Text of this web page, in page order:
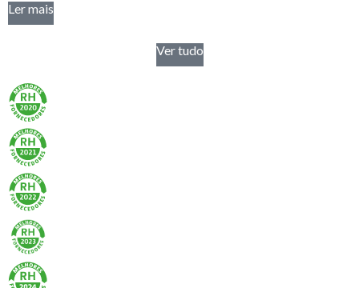
Ler mais
Ver tudo